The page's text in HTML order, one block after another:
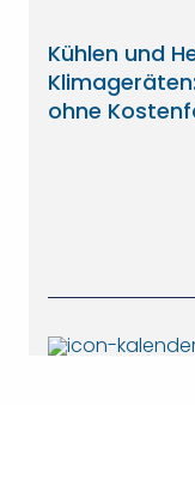
Kühlen und
ohne